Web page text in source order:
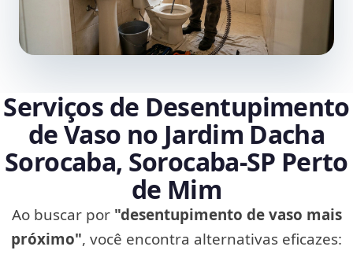
Serviços de Desentupimento
de Vaso no Jardim Dacha
Sorocaba, Sorocaba‑SP Perto
de Mim
Ao buscar por "desentupimento de vaso mais
próximo", você encontra alternativas eficazes: